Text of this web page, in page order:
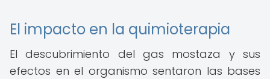
El impacto en la quimioterapia
El descubrimiento del gas mostaza y sus
efectos en el organismo sentaron las bases